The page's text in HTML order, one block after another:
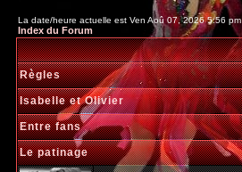
La date/heure actuelle est Ven Aoû 07, 2026 5:56 pm
Index du Forum
Règles
Isabelle et Olivier
Entre fans
Le patinage